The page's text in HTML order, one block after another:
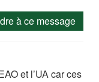
à ce message
et l’UA car ces